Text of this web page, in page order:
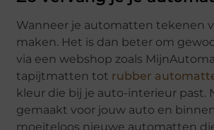
Wanneer je automatten tekenen
maken. Het is dan beter om
via een webshop zoals
tapijtmatten tot rubber
kleur die bij je auto-interieur
gemaakt voor jouw auto en
moeiteloos nieuwe automatten